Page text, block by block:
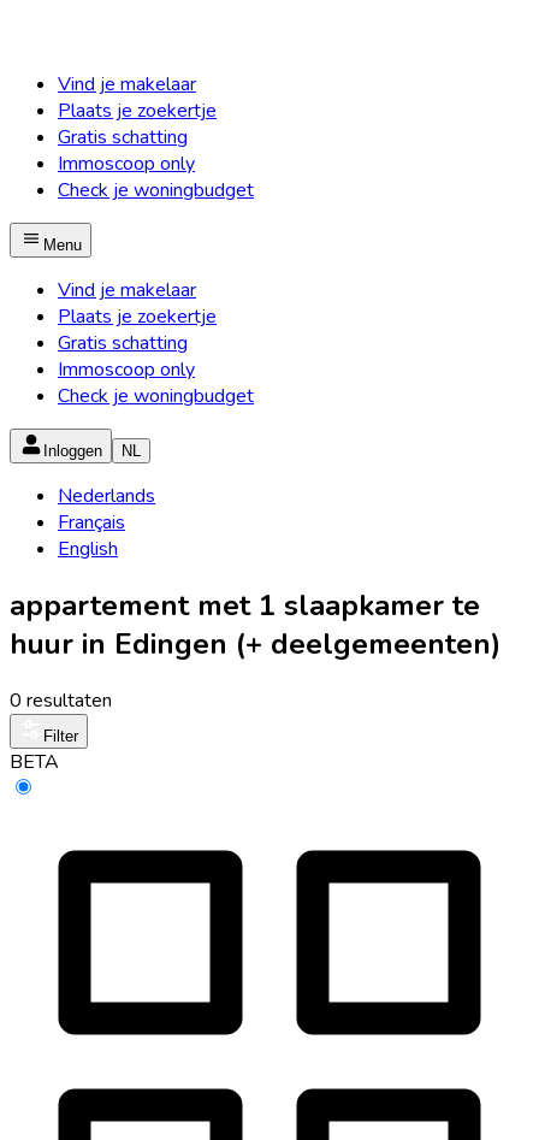
Vind je makelaar
Plaats je zoekertje
Gratis schatting
Immoscoop only
Check je woningbudget
Menu
Vind je makelaar
Plaats je zoekertje
Gratis schatting
Immoscoop only
Check je woningbudget
Inloggen NL
Nederlands
Français
English
appartement met 1 slaapkamer te
huur in Edingen (+ deelgemeenten)
0 resultaten
Filter
BETA